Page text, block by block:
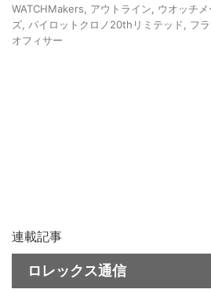
WATCHMakers
アウトライン
ウオッチメ
ズ パイロットクロノ20thリミテッド
フ
オフィサー
連載記事
ロレックス通信